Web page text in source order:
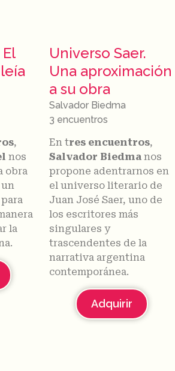
,
nos
obra
un
la
Universo Saer.
Una aproximación
a su obra
Salvador Biedma
3 encuentros
En tres encuentros,
Salvador Biedma nos
propone adentrarnos en
el universo literario de
Juan José Saer, uno de
los escritores más
singulares y
trascendentes de la
narrativa argentina
contemporánea.
Adquirir